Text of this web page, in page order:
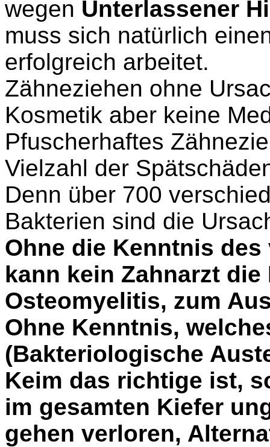
wegen Unterlassener
muss sich natürlich
erfolgreich arbeitet.
Zähneziehen ohne
Kosmetik aber keine
Pfuscherhaftes
Vielzahl der
Denn über 700
Bakterien sind die
Ohne die Kenntnis
kann kein Zahnarzt
Osteomyelitis, zum
Ohne Kenntnis,
(Bakteriologische
Keim das richtige ist,
im gesamten Kiefer
gehen verloren,